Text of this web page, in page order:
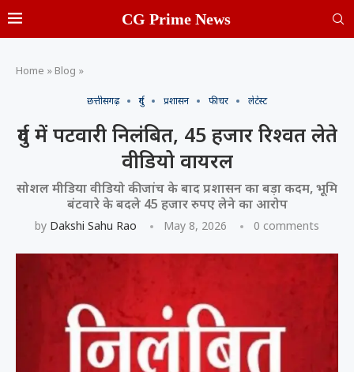
CG Prime News
Home » Blog »
छत्तीसगढ़ दुर्ग प्रशासन फीचर लेटेस्ट
दुर्ग में पटवारी निलंबित, 45 हजार रिश्वत लेते
वीडियो वायरल
सोशल मीडिया वीडियो की जांच के बाद प्रशासन का बड़ा कदम, भूमि
बंटवारे के बदले 45 हजार रुपए लेने का आरोप
by Dakshi Sahu Rao May 8, 2026 0 comments